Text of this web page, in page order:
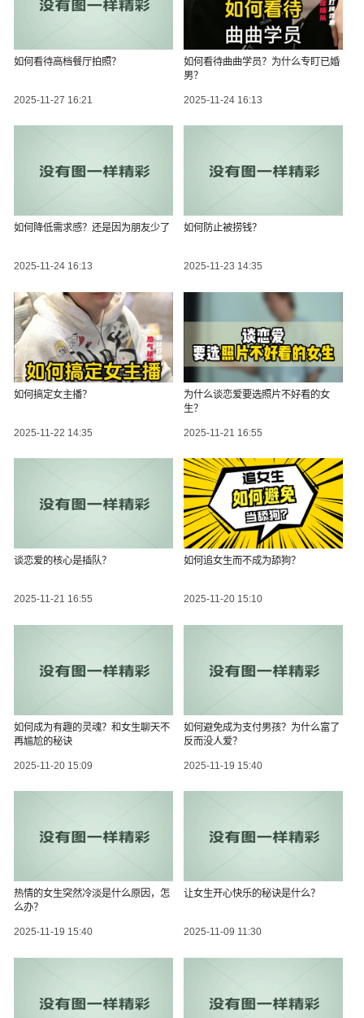
如何看待高档餐厅拍照？
2025-11-27 16:21
如何看待曲曲学员？为什么专盯已婚
男？
2025-11-24 16:13
如何降低需求感？还是因为朋友少了
2025-11-24 16:13
如何防止被捞钱？
2025-11-23 14:35
如何搞定女主播？
2025-11-22 14:35
为什么谈恋爱要选照片不好看的女
生？
2025-11-21 16:55
谈恋爱的核心是插队？
2025-11-21 16:55
如何追女生而不成为舔狗？
2025-11-20 15:10
如何成为有趣的灵魂？和女生聊天不
再尴尬的秘诀
2025-11-20 15:09
如何避免成为支付男孩？为什么富了
反而没人爱？
2025-11-19 15:40
热情的女生突然冷淡是什么原因，怎
么办？
2025-11-19 15:40
让女生开心快乐的秘诀是什么？
2025-11-09 11:30